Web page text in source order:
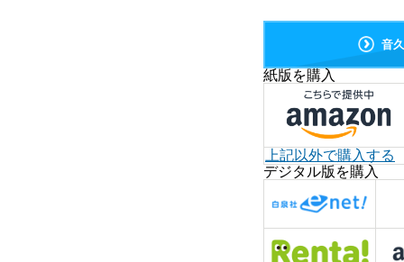
音
紙版を購入
上記以外で購入する
デジタル版を購入